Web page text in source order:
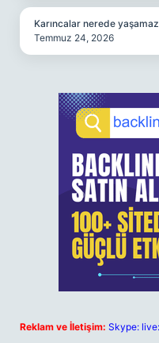
Karıncalar nerede
Temmuz 24, 2026
Reklam ve İletişim: Skype: